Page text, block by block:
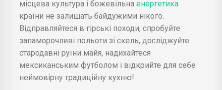
місцева культура і божевільна енергетика
країни не залишать байдужими нікого.
Відправляйтеся в гірські походи, спробуйте
запаморочливі польоти зі скель, досліджуйте
стародавні руїни майя, надихайтеся
мексиканським футболом і відкрийте для себе
неймовірну традиційну кухню!